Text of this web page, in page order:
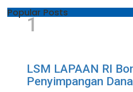
Popular Posts
1
LSM LAPAAN RI
Penyimpangan